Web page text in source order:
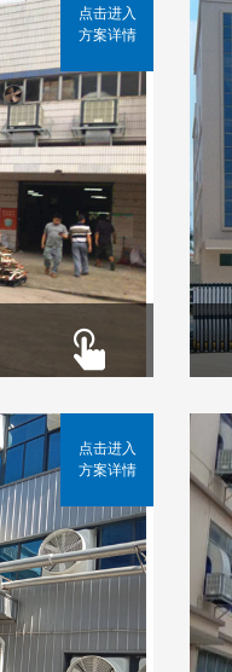
点击进入
方案详情
点击进入
方案详情